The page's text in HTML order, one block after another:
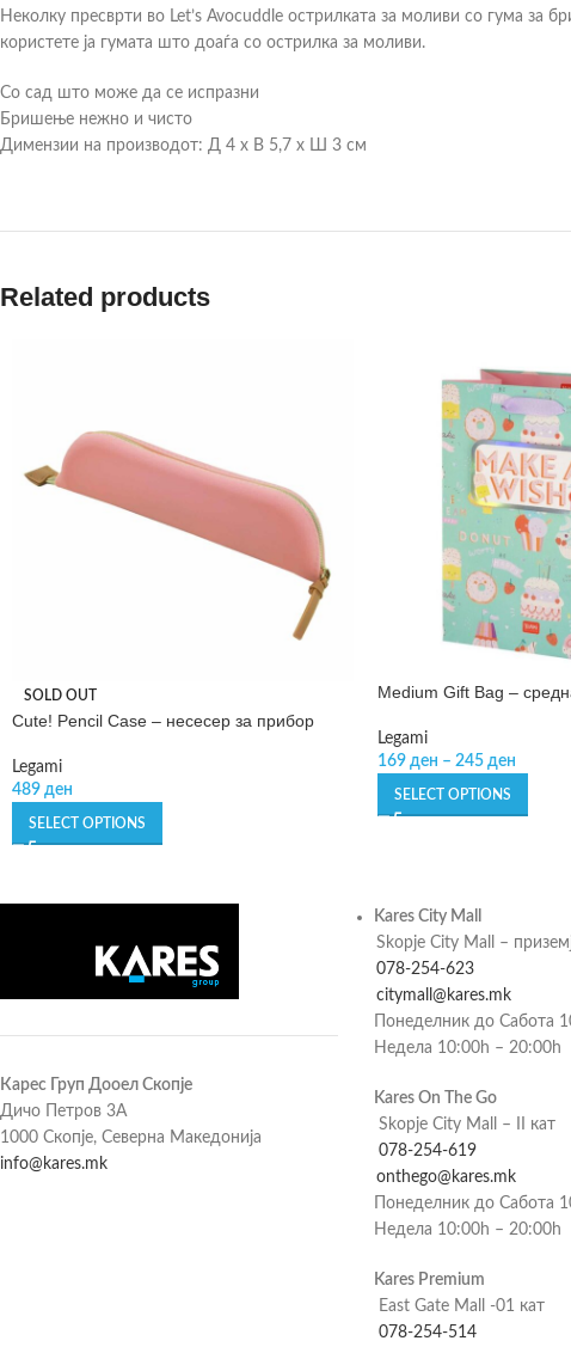
Неколку пресврти во Let’s Avocuddle острилката за моливи со гума за
користете ја гумата што доаѓа со острилка за моливи.
Со сад што може да се испразни
Бришење нежно и чисто
Димензии на производот: Д 4 x В 5,7 x Ш 3 см
Related products
SOLD OUT
Cute! Pencil Case – несесер за прибор
Legami
489 ден
SELECT OPTIONS
Medium Gift Bag –
Legami
169 ден – 245 ден
SELECT OPTIONS
Карес Груп Дооел Скопје
Дичо Петров 3А
1000 Скопје, Северна Македонија
info@kares.mk
Kares City Mall
Skopje City Mall –
078-254-623
citymall@kares.mk
Понеделник до Сабота
Недела 10:00h – 20:00h
Kares On The Go
Skopje City Mall – II кат
078-254-619
onthego@kares.mk
Понеделник до Сабота
Недела 10:00h – 20:00h
Kares Premium
East Gate Mall -01 кат
078-254-514